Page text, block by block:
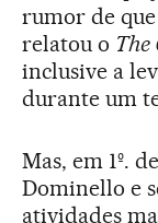
rumor de
relatou o
inclusive a
durante um
Mas, em 1º.
Dominello e
atividades